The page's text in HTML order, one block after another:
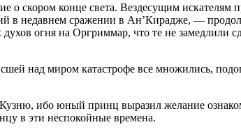
скором конце света. Вездесущим искателям
в недавнем сражении в Ан’Кирадже, —
огня на Оргриммар, что те не замедлили
над миром катастрофе все множились,
ибо юный принц выразил желание
в эти неспокойные времена.